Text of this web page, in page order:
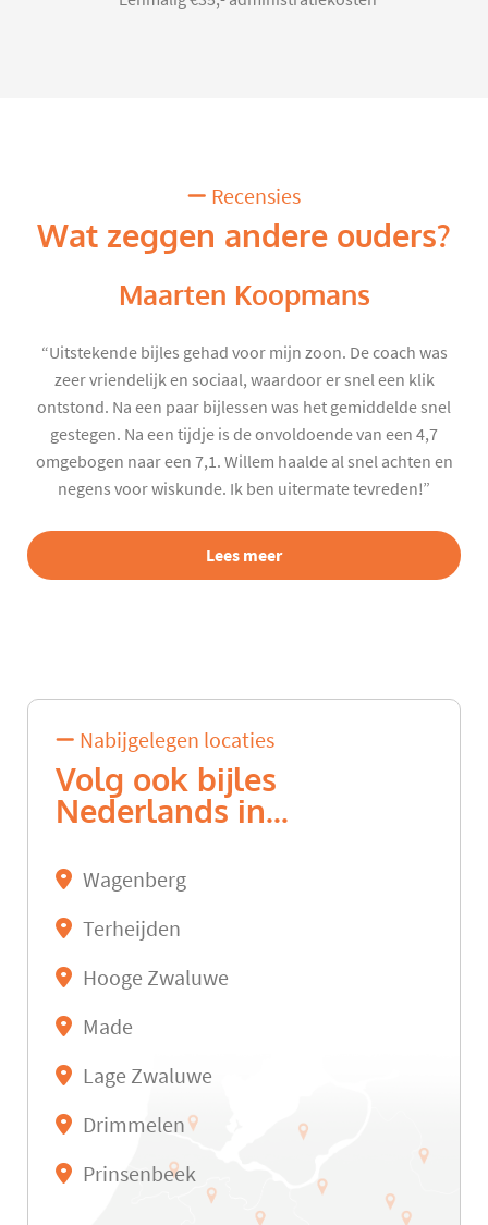
Recensies
Wat zeggen andere ouders?
Maarten Koopmans
“Uitstekende bijles gehad voor mijn zoon. De coach was
zeer vriendelijk en sociaal, waardoor er snel een klik
ontstond. Na een paar bijlessen was het gemiddelde snel
gestegen. Na een tijdje is de onvoldoende van een 4,7
omgebogen naar een 7,1. Willem haalde al snel achten en
negens voor wiskunde. Ik ben uitermate tevreden!”
Lees meer
Nabijgelegen locaties
Volg ook bijles
Nederlands in...
Wagenberg
Terheijden
Hooge Zwaluwe
Made
Lage Zwaluwe
Drimmelen
Prinsenbeek